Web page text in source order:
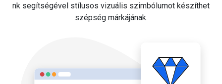
nk segítségével stílusos vizuális szimbólumot készíthet
szépség márkájának.